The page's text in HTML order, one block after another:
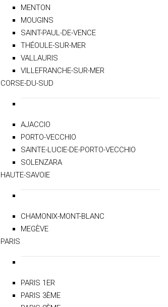
MENTON
MOUGINS
SAINT-PAUL-DE-VENCE
THÉOULE-SUR-MER
VALLAURIS
VILLEFRANCHE-SUR-MER
CORSE-DU-SUD
AJACCIO
PORTO-VECCHIO
SAINTE-LUCIE-DE-PORTO-VECCHIO
SOLENZARA
HAUTE-SAVOIE
CHAMONIX-MONT-BLANC
MEGÈVE
PARIS
PARIS 1ER
PARIS 3ÈME